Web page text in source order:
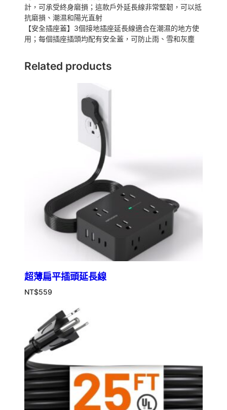
e
n
C
計，可承受終身磨損；這款戶外延長線非常堅韌，可以抵
抗磨損、潮濕和陽光直射
【安全插座蓋】3個接地插座延長線適合在潮濕的地方使
用；每個插座插頭均配有安全蓋，可防止雨、雪和灰塵
Related products
超薄扁平插頭延長線
NT$559